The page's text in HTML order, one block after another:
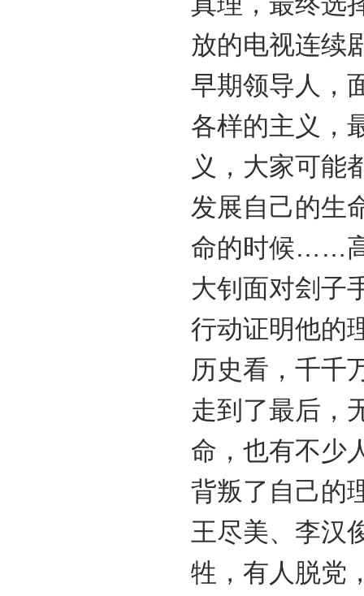
放的电视连续
早期领导人，
各样的主义，
义，大家可能
发展自己的生
命的时候……
大钊面对刽子
行动证明他的
历史看，千千
走到了最后，
命，也有不少
背叛了自己的
王尽美、李汉
牲，有人脱党